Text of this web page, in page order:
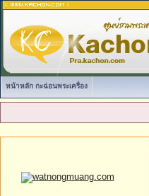
หน้าหลัก กะฉ่อนพระเครื่อง